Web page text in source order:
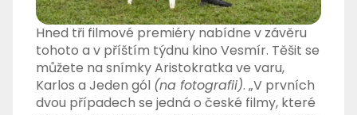
Hned tři filmové premiéry nabídne v závěru
tohoto a v příštím týdnu kino Vesmír. Těšit se
můžete na snímky Aristokratka ve varu,
Karlos a Jeden gól (na fotografii). „V prvních
dvou případech se jedná o české filmy, které